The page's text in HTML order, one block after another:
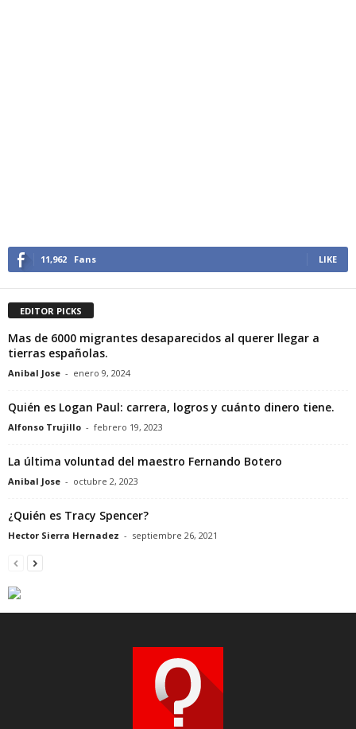
11,962 Fans LIKE
EDITOR PICKS
Mas de 6000 migrantes desaparecidos al querer llegar a
tierras españolas.
Anibal Jose - enero 9, 2024
Quién es Logan Paul: carrera, logros y cuánto dinero tiene.
Alfonso Trujillo - febrero 19, 2023
La última voluntad del maestro Fernando Botero
Anibal Jose - octubre 2, 2023
¿Quién es Tracy Spencer?
Hector Sierra Hernadez - septiembre 26, 2021